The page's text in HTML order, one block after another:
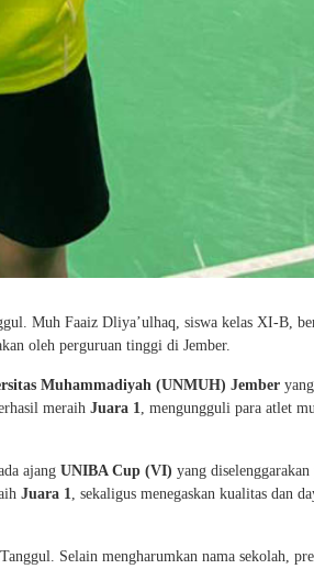
Muh Faaiz Dliya’ulhaq, siswa kelas XI-B,
oleh perguruan tinggi di Jember.
Muhammadiyah (UNMUH) Jember
meraih Juara 1
, mengungguli para atlet
ajang UNIBA Cup (VI) yang diselenggarakan
Juara 1
, sekaligus menegaskan kualitas dan
Selain mengharumkan nama sekolah,